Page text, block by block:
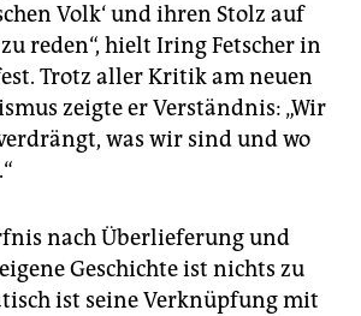
Volk‘ und ihren Stolz auf
reden“, hielt Iring Fetscher in
Trotz aller Kritik am neuen
zeigte er Verständnis: „Wir
was wir sind und wo
nach Überlieferung und
Geschichte ist nichts zu
ist seine Verknüpfung mit